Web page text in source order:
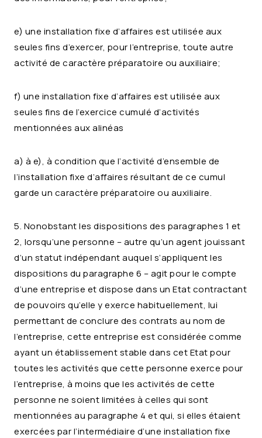
e) une installation fixe d’affaires est utilisée aux
seules fins d’exercer, pour l’entreprise, toute autre
activité de caractère préparatoire ou auxiliaire;
f) une installation fixe d’affaires est utilisée aux
seules fins de l’exercice cumulé d’activités
mentionnées aux alinéas
a) à e), à condition que l’activité d’ensemble de
l’installation fixe d’affaires résultant de ce cumul
garde un caractère préparatoire ou auxiliaire.
5. Nonobstant les dispositions des paragraphes 1 et
2, lorsqu’une personne – autre qu’un agent jouissant
d’un statut indépendant auquel s’appliquent les
dispositions du paragraphe 6 – agit pour le compte
d’une entreprise et dispose dans un Etat contractant
de pouvoirs qu’elle y exerce habituellement, lui
permettant de conclure des contrats au nom de
l’entreprise, cette entreprise est considérée comme
ayant un établissement stable dans cet Etat pour
toutes les activités que cette personne exerce pour
l’entreprise, à moins que les activités de cette
personne ne soient limitées à celles qui sont
mentionnées au paragraphe 4 et qui, si elles étaient
exercées par l’intermédiaire d’une installation fixe